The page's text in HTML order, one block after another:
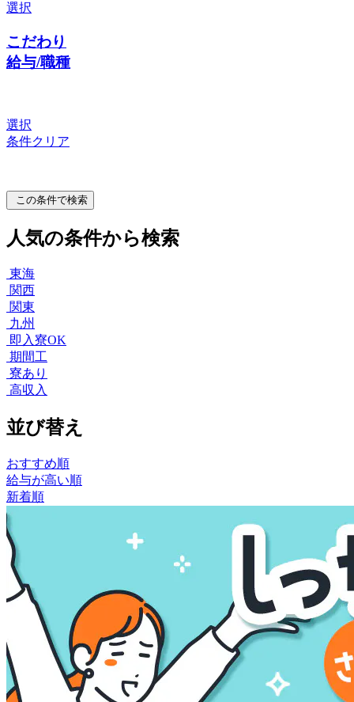
選択
こだわり
給与/職種
選択
条件クリア
この条件で検索
人気の条件から検索
東海
関西
関東
九州
即入寮OK
期間工
寮あり
高収入
並び替え
おすすめ順
給与が高い順
新着順